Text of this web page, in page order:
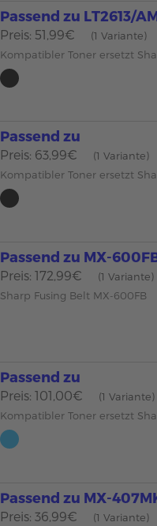
Passend zu LT2613/
Preis: 51,99€
(1 Variante)
Kompatibler Toner ersetzt
Passend zu
Preis: 63,99€
(1 Variante)
Kompatibler Toner ersetzt
Passend zu MX-
Preis: 172,99€
(1 Variante)
Sharp Fusing Belt MX-600FB
Passend zu
Preis: 101,00€
(1 Variante)
Kompatibler Toner ersetzt
Passend zu MX-
Preis: 36,99€
(1 Variante)